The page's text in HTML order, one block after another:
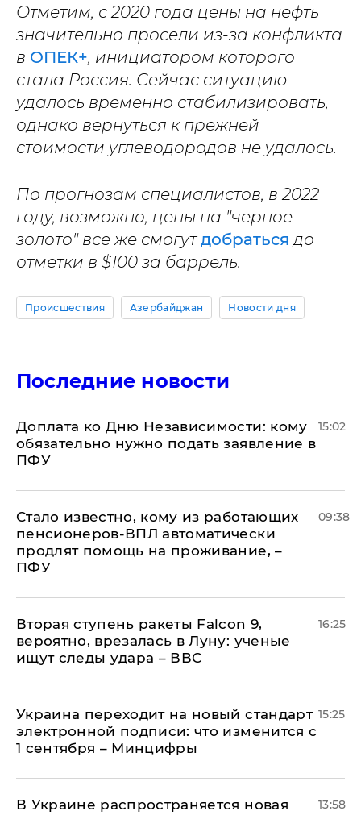
Отметим, с 2020 года цены на нефть
значительно просели из-за конфликта
в ОПЕК+, инициатором которого
стала Россия. Сейчас ситуацию
удалось временно стабилизировать,
однако вернуться к прежней
стоимости углеводородов не удалось.
По прогнозам специалистов, в 2022
году, возможно, цены на "черное
золото" все же смогутдобратьсядо
отметки в $100 за баррель.
Происшествия Азербайджан Новости дня
Последние новости
Доплата ко Дню Независимости: кому
обязательно нужно подать заявление в
ПФУ
15:02
Стало известно, кому из работающих
пенсионеров-ВПЛ автоматически
продлят помощь на проживание, –
ПФУ
09:38
Вторая ступень ракеты Falcon 9,
вероятно, врезалась в Луну: ученые
ищут следы удара – ВВС
16:25
Украина переходит на новый стандарт
электронной подписи: что изменится с
1 сентября – Минцифры
15:25
В Украине распространяется новая
13:58